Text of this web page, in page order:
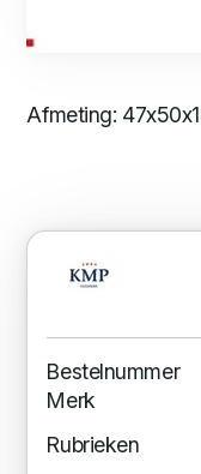
Afmeting:
Bestelnummer
Merk
Rubrieken